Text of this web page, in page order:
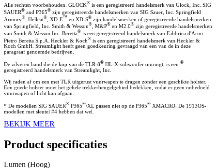
Alle rechten voorbehouden. GLOCK® is een geregistreerd handelsmerk van Glock, Inc. SIG
SAUER® and P365® zijn geregistreerde handelsmerken van SIG Sauer, Inc. Springfield
Armory® , Hellcat® , XD-E™ en XD-S® zijn handelsmerken of geregistreerde handelsmerken
van Springfield, Inc. Smith & Wesson® , M&P® en M2.0® zijn geregistreerde handelsmerken
van Smith & Wesson Inc. Beretta® is een geregistreerd handelsmerk van Fabbrica d'Armi
Pietro Beretta S.p.A. Heckler & Koch® is een geregistreerd handelsmerk van Heckler &
Koch GmbH. Streamlight heeft geen goedkeuring gevraagd van een van de in deze
paragraaf genoemde bedrijven.
De zilveren band die de kop van de TLR-8® HL-X-subwoofer omringt, is een ®
geregistreerd handelsmerk van Streamlight, Inc.
Wij raden af om een met TLR uitgerust vuurwapen te dragen zonder een geschikte holster.
Een goede holster moet het gehele trekkerbeugelgebied bedekken, zodat er geen onbedoeld
vuurwapen of licht kan afgaan.
* De modellen SIG SAUER® P365®/XL passen niet op de P365® XMACRO. De 1913OS-
modellen met sleutel #4 hebben dat wel.
BEKIJK MEER
Product specificaties
Lumen (Hoog)